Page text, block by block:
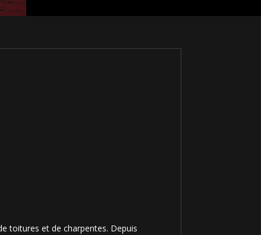
toitures et de charpentes. Depuis